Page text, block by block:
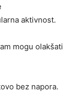
aktivnost.
mogu olakšati
bez napora.